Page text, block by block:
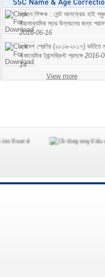
প্রধান শিক্ষক : সেন্ট আলফ্রেড হাই
উচ্চমাধ্যমিক স্তর উন্নয়নের জন্য
2016-06-16
একাদশ শ্রেণির (২০১৬-২০১৭) ভর্তিতে
একাডেমিক ট্রান্সক্রিপ্ট প্রসঙ্গে 2016-
14
View more